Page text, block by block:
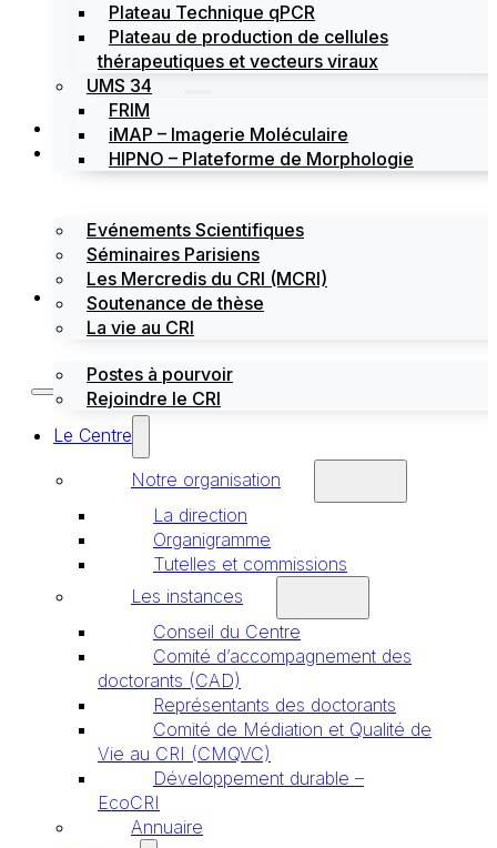
Plateau Technique qPCR
Plateau de production de cellules
thérapeutiques et vecteurs viraux
UMS 34
FRIM
iMAP – Imagerie Moléculaire
HIPNO – Plateforme de Morphologie
Actualités
Évènements
Evénements Scientifiques
Séminaires Parisiens
Les Mercredis du CRI (MCRI)
Soutenance de thèse
La vie au CRI
Emploi / stages
Postes à pourvoir
Rejoindre le CRI
Le Centre
Notre organisation
La direction
Organigramme
Tutelles et commissions
Les instances
Conseil du Centre
Comité d’accompagnement des
doctorants (CAD)
Représentants des doctorants
Comité de Médiation et Qualité de
Vie au CRI (CMQVC)
Développement durable –
EcoCRI
Annuaire